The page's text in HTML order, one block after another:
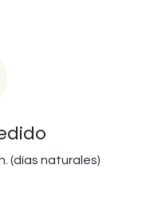
(días naturales)